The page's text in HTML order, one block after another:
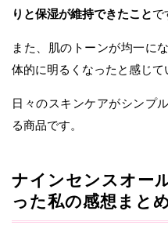
りと保湿が維持できたことで
また、肌のトーンが均一に
体的に明るくなったと感じて
日々のスキンケアがシンプ
る商品です。
ナインセンスオー
った私の感想まと